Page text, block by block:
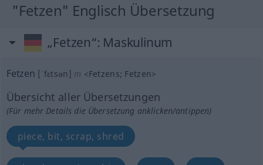
"Fetzen" Englisch Übersetzung
„Fetzen“: Maskulinum
Fetzen [ˈfɛtsən] m <Fetzens; Fetzen>
Übersicht aller Übersetzungen
(Für mehr Details die Übersetzung anklicken/antippen)
piece, bit, scrap, shred